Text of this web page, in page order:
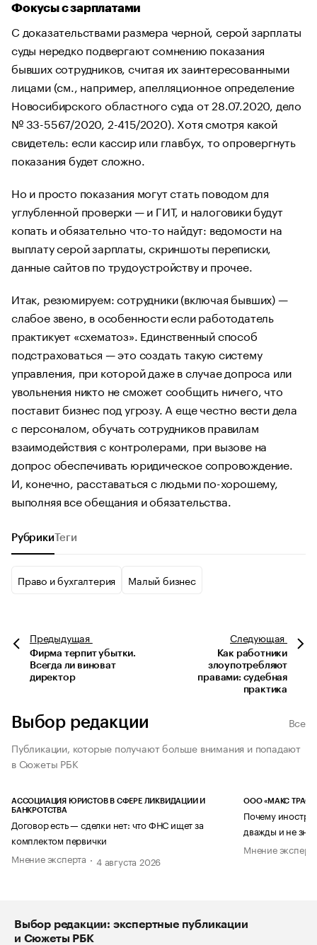
Фокусы с зарплатами
С доказательствами размера черной, серой зарплаты
суды нередко подвергают сомнению показания
бывших сотрудников, считая их заинтересованными
лицами (см., например, апелляционное определение
Новосибирского областного суда от 28.07.2020, дело
№ 33-5567/2020, 2-415/2020). Хотя смотря какой
свидетель: если кассир или главбух, то опровергнуть
показания будет сложно.
Но и просто показания могут стать поводом для
углубленной проверки — и ГИТ, и налоговики будут
копать и обязательно что-то найдут: ведомости на
выплату серой зарплаты, скриншоты переписки,
данные сайтов по трудоустройству и прочее.
Итак, резюмируем: сотрудники (включая бывших) —
слабое звено, в особенности если работодатель
практикует «схематоз». Единственный способ
подстраховаться — это создать такую систему
управления, при которой даже в случае допроса или
увольнения никто не сможет сообщить ничего, что
поставит бизнес под угрозу. А еще честно вести дела
с персоналом, обучать сотрудников правилам
взаимодействия с контролерами, при вызове на
допрос обеспечивать юридическое сопровождение.
И, конечно, расставаться с людьми по-хорошему,
выполняя все обещания и обязательства.
Рубрики Теги
Право и бухгалтерия Малый бизнес
Предыдущая
Фирма терпит убытки.
Всегда ли виноват
директор
Следующая
Как работники
злоупотребляют
правами: судебная
практика
Выбор редакции
Все
Публикации, которые получают больше внимания и попадают
в Сюжеты РБК
АССОЦИАЦИЯ ЮРИСТОВ В СФЕРЕ ЛИКВИДАЦИИ И
БАНКРОТСТВА
Договор есть — сделки нет: что ФНС ищет за
комплектом первички
Мнение эксперта
4 августа 2026
ООО «МАКС ТРАСТ»
Почему
дважды и не
Мнение
Выбор редакции: экспертные публикации
и Сюжеты РБК